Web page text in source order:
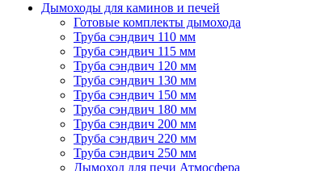
Дымоходы для каминов и печей
Готовые комплекты дымохода
Труба сэндвич 110 мм
Труба сэндвич 115 мм
Труба сэндвич 120 мм
Труба сэндвич 130 мм
Труба сэндвич 150 мм
Труба сэндвич 180 мм
Труба сэндвич 200 мм
Труба сэндвич 220 мм
Труба сэндвич 250 мм
Дымоход для печи Атмосфера